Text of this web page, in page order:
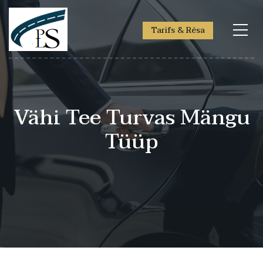
Tarifs & Résa
Vähi Tee Turvas Mängu
Tüüp